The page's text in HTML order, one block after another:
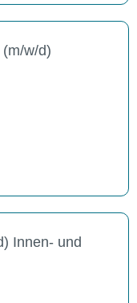
w/d)
Innen- und